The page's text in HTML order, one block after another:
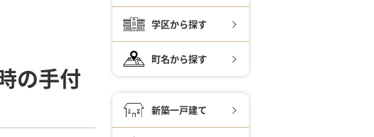
の手付
学区から探す
町名から探す
新築一戸建て